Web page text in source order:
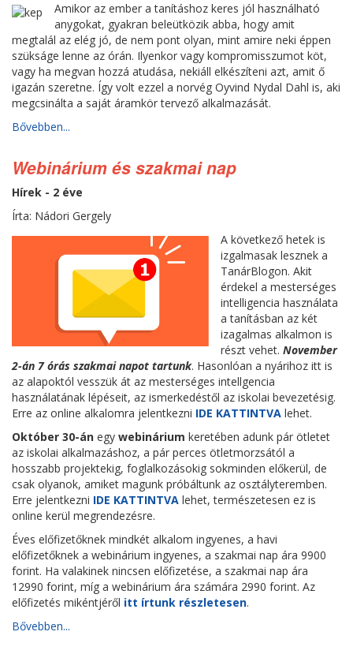
Amikor az ember a tanításhoz keres jól használható
anygokat, gyakran beleütközik abba, hogy amit
megtalál az elég jó, de nem pont olyan, mint amire neki éppen
szükságe lenne az órán. Ilyenkor vagy kompromisszumot köt,
vagy ha megvan hozzá atudása, nekiáll elkészíteni azt, amit ő
igazán szeretne. Így volt ezzel a norvég Oyvind Nydal Dahl is, aki
megcsinálta a saját áramkör tervező alkalmazását.
Bővebben...
Webinárium és szakmai nap
Hírek - 2 éve
Írta: Nádori Gergely
A következő hetek is
izgalmasak lesznek a
TanárBlogon. Akit
érdekel a mesterséges
intelligencia használata
a tanításban az két
izagalmas alkalmon is
részt vehet. November
2-án 7 órás szakmai napot tartunk. Hasonlóan a nyárihoz itt is
az alapoktól vesszük át az mesterséges intellgencia
használatának lépéseit, az ismerkedéstől az iskolai bevezetésig.
Erre az online alkalomra jelentkezni IDE KATTINTVA lehet.
Október 30-án egy webinárium keretében adunk pár ötletet
az iskolai alkalmazáshoz, a pár perces ötletmorzsától a
hosszabb projektekig, foglalkozásokig sokminden előkerül, de
csak olyanok, amiket magunk próbáltunk az osztályteremben.
Erre jelentkezni IDE KATTINTVA lehet, természetesen ez is
online kerül megrendezésre.
Éves előfizetőknek mindkét alkalom ingyenes, a havi
előfizetőknek a webinárium ingyenes, a szakmai nap ára 9900
forint. Ha valakinek nincsen előfizetése, a szakmai nap ára
12990 forint, míg a webinárium ára számára 2990 forint. Az
előfizetés mikéntjéről itt írtunk részletesen.
Bővebben...